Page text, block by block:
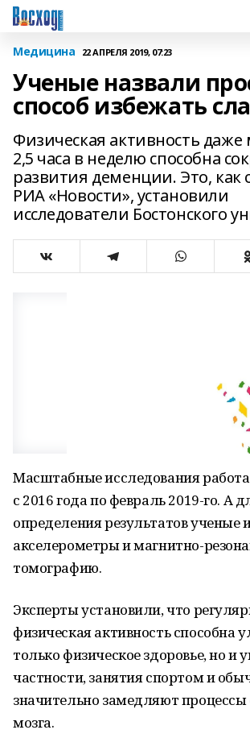
Медицина 22 АПРЕЛЯ 2019, 07:23
Ученые назвали
способ избежать
Физическая активность даже
2,5 часа в неделю способна
развития деменции. Это, как
РИА «Новости», установили
исследователи Бостонского
Масштабные исследования
с 2016 года по февраль 2019-го. А
определения результатов ученые
акселерометры и магнитно-
томографию.
Эксперты установили, что
физическая активность способна
только физическое здоровье, но и
частности, занятия спортом и
значительно замедляют процессы
мозга.